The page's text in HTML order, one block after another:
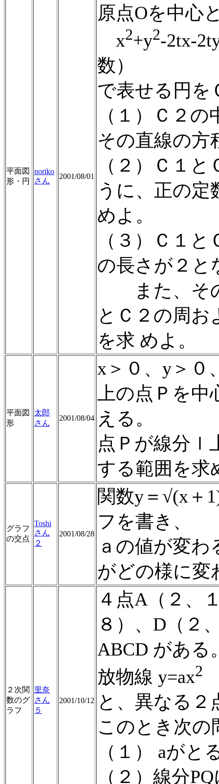
平面図
形・円
noriko
さん
2001/08/01
原点Oを中心
x2+y2-2tx-
数）
で表せる円を
（１）Ｃ２
その直線の方
（２）Ｃ１
うに、正の定
めよ。
（３）Ｃ１
の長さが２と
また、その
とＣ２の周お
を求 めよ。
平面図
形
太郎
さん
2001/08/04
x＞０、y＞０
上の点Ｐを
える。
点Ｐが線分ｌ
する範囲を求
グラフ
の交点
Toshi
さん
２
2001/08/28
関数y＝√(x＋
フを書き、
ａの値が変
がどの様に変
２次関
数のグ
ラフ
里奈
さん
５
2001/10/12
４点A（２、
８）、D（２
ABCD がある
放物線 y=ax2
と、異なる２
このとき次の
（１） aがと
（２）線分